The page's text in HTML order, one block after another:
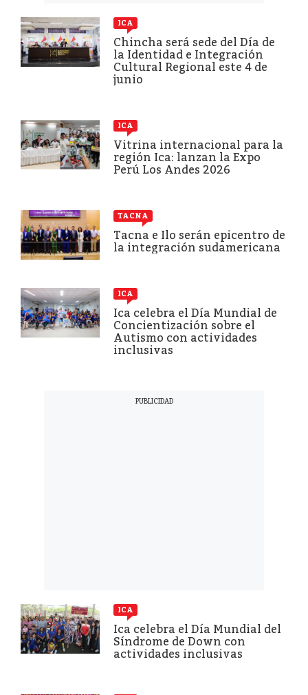
ICA
Chincha será sede del Día de
la Identidad e Integración
Cultural Regional este 4 de
junio
ICA
Vitrina internacional para la
región Ica: lanzan la Expo
Perú Los Andes 2026
TACNA
Tacna e Ilo serán epicentro de
la integración sudamericana
ICA
Ica celebra el Día Mundial de
Concientización sobre el
Autismo con actividades
inclusivas
ICA
Ica celebra el Día Mundial del
Síndrome de Down con
actividades inclusivas